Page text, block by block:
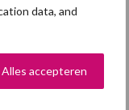
data, and
Alles accepteren
tijdens
komend
e warme